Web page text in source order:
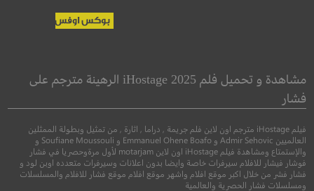
قعقعة من خلال الظلام
اكشن ●غموض
نسخ متماثلة
مشاهدة و تحميل فلم iHostage 2025 الرهينة مترجم على
فشار
فيلم iHostage مترجم اون لاين فلم جريمة , دراما , اثارة , من تمثيل وبطولة الممثلين
العالميين Admir Sehovic و Emmanuel Ohene Boafo و Soufiane Moussouli و
والإستمتاع ومشاهدة فيلم iHostage اون لاين motarjam لأول مرةوحصريا في فشار
فوشار فيشار للافلام سيرفرات خاصة وايضا بدون اعلانات وسيرفرات متعدده اوبن لود و
فشار فشر من خلال اكبر موقع افلام واشهر موقع افلام موقع فشار للافلام والمسلسلات
ومسلسلات فشار الحصرية والعالمية